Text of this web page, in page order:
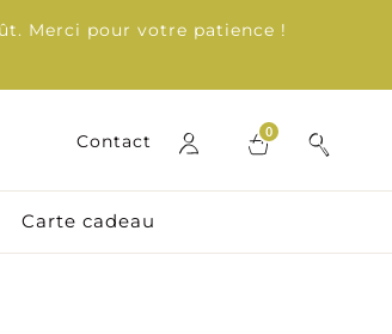
Merci pour votre patience !
Contact 0
Carte cadeau